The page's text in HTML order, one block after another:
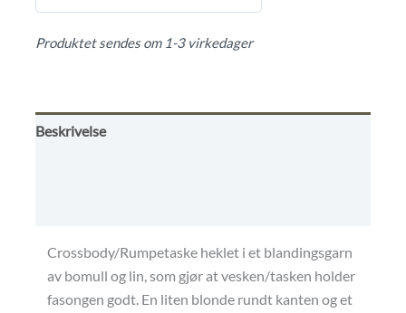
0
Produktet sendes om 1-3 virkedager
Beskrivelse
Crossbody/Rumpetaske heklet i et blandingsgarn
av bomull og lin, som gjør at vesken/tasken holder
fasongen godt. En liten blonde rundt kanten og et